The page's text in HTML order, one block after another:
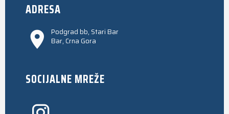
ADRESA
Podgrad bb, Stari Bar
Bar, Crna Gora
SOCIJALNE MREŽE